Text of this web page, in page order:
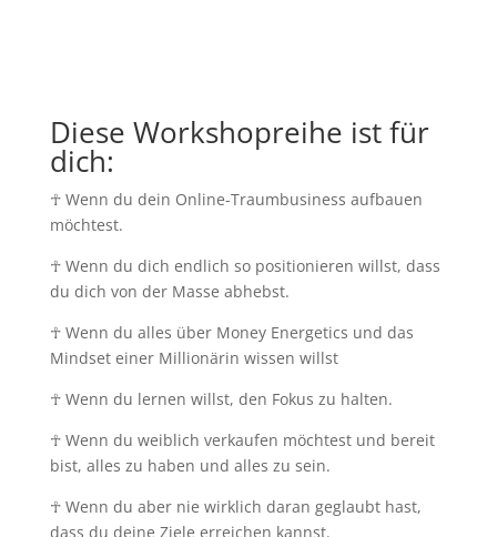
Diese Workshopreihe ist für
dich:
☥Wenn du dein Online-Traumbusiness aufbauen
möchtest.
☥Wenn du dich endlich so positionieren willst, dass
du dich von der Masse abhebst.
☥Wenn du alles über Money Energetics und das
Mindset einer Millionärin wissen willst
☥Wenn du lernen willst, den Fokus zu halten.
☥ Wenn du weiblich verkaufen möchtest und bereit
bist, alles zu haben und alles zu sein.
☥Wenn du aber nie wirklich daran geglaubt hast,
dass du deine Ziele erreichen kannst.